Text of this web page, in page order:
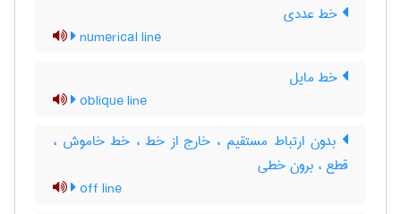
خط عددی
numerical line
خط مایل
oblique line
بدون ارتباط مستقیم ، خارج از خط ، خط خاموش ،
قطع ، برون خطی
off line